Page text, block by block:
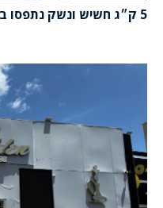
5 ק״ג חשיש ונשק נתפסו בשטח פתוח בבסמת טבעון